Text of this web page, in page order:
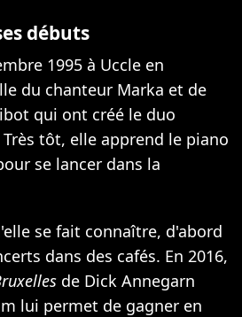
débuts
1995 à Uccle en
du chanteur Marka et de
qui ont créé le duo
tôt, elle apprend le piano
se lancer dans la
se fait connaître, d'abord
dans des cafés. En 2016,
de Dick Annegarn
lui permet de gagner en